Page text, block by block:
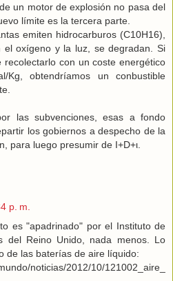
un motor de explosión no pasa del
límite es la tercera parte.
emiten hidrocarburos (C10H16),
el oxígeno y la luz, se degradan. Si
recolectarlo con un coste energético
Kg, obtendríamos un conbustible
las subvenciones, esas a fondo
los gobiernos a despecho de la
para luego presumir de I+D+ι.
p. m.
es "apadrinado" por el Instituto de
del Reino Unido, nada menos. Lo
de las baterías de aire líquido:
noticias/2012/10/121002_aire_